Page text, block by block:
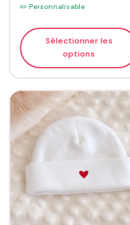
✏️ Personnalisable
Sélectionner les
options